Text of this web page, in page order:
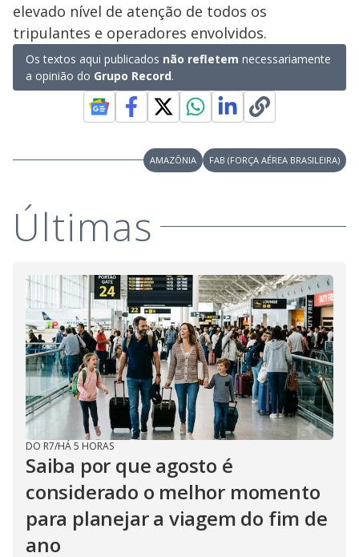
elevado nível de atenção de todos os
tripulantes e operadores envolvidos.
Os textos aqui publicados não refletem necessariamente
a opinião do Grupo Record.
AMAZÔNIA FAB (FORÇA AÉREA BRASILEIRA)
Últimas
DO R7/HÁ 5 HORAS
Saiba por que agosto é
considerado o melhor momento
para planejar a viagem do fim de
ano